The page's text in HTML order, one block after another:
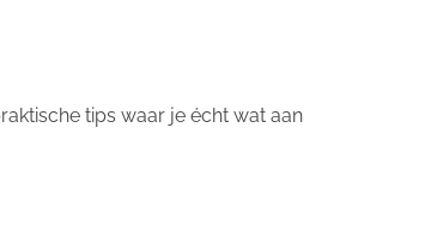
tips waar je écht wat aan